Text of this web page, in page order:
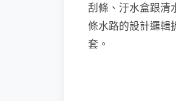
刮條、汙水盒跟清
條水路的設計邏輯
套。